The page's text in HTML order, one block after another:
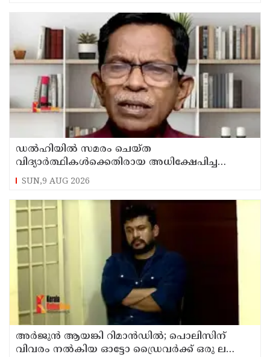
ഡൽഹിയിൽ സമരം ചെയ്ത
വിദ്യാർത്ഥികൾക്കെതിരായ അധിക്ഷേപിച്ച
കേസില്‍ സംഘപരിവാർ സഹയാത്രികൻ ടി ജി
മോഹന്‍ദാസ് കസ്റ്റഡിയിൽ
SUN,9 AUG 2026
അര്‍ജുന്‍ ആയങ്കി റിമാന്‍ഡില്‍; പൊലിസിന്
വിവരം നൽകിയ ഓട്ടോ ഡ്രൈവർക്ക് ഒരു ലക്ഷം